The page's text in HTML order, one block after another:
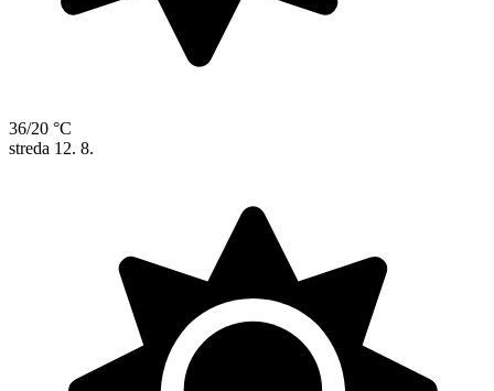
36/20 °C
streda 12. 8.